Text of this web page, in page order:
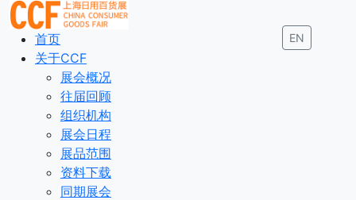
EN
首页
关于CCF
展会概况
往届回顾
组织机构
展会日程
展品范围
资料下载
同期展会